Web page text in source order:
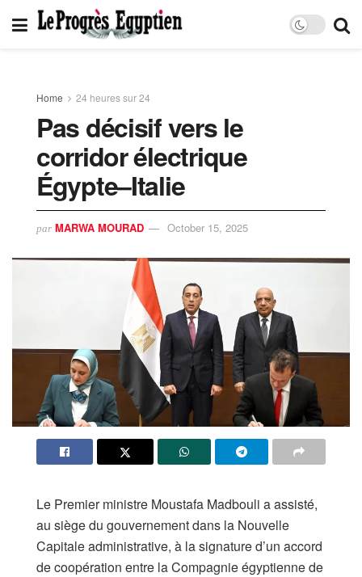
Home 24 heures sur 24
Pas décisif vers le
corridor électrique
Égypte–Italie
par MARWA MOURAD October 15, 2025
Le Premier ministre Moustafa Madbouli a assisté,
au siège du gouvernement dans la Nouvelle
Capitale administrative, à la signature d’un accord
de coopération entre la Compagnie égyptienne de